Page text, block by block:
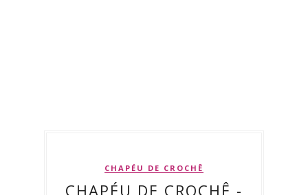
CHAPÉU DE CROCHÊ
CHAPÉU DE CROCHÊ -